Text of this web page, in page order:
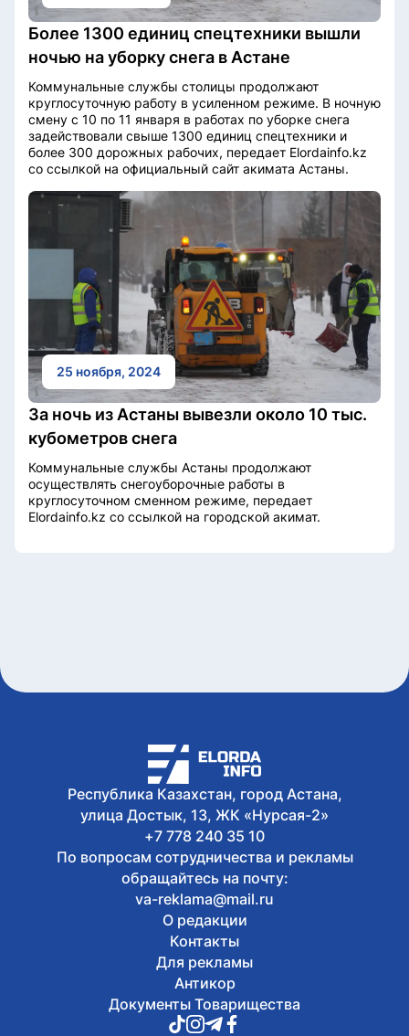
Более 1300 единиц спецтехники вышли
ночью на уборку снега в Астане
Коммунальные службы столицы продолжают
круглосуточную работу в усиленном режиме. В ночную
смену с 10 по 11 января в работах по уборке снега
задействовали свыше 1300 единиц спецтехники и
более 300 дорожных рабочих, передает Elordainfo.kz
со ссылкой на официальный сайт акимата Астаны.
25 ноября, 2024
За ночь из Астаны вывезли около 10 тыс.
кубометров снега
Коммунальные службы Астаны продолжают
осуществлять снегоуборочные работы в
круглосуточном сменном режиме, передает
Elordainfo.kz со ссылкой на городской акимат.
Республика Казахстан, город Астана,
улица Достык, 13, ЖК «Нурсая-2»
+7 778 240 35 10
По вопросам сотрудничества и рекламы
обращайтесь на почту:
va-reklama@mail.ru
О редакции
Контакты
Для рекламы
Антикор
Документы Товарищества